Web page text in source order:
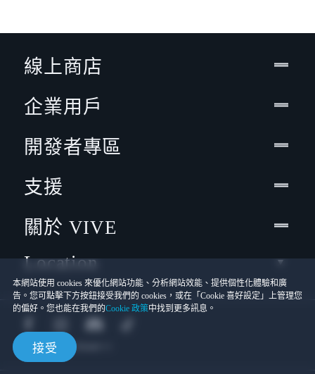
本網站使用 cookies 來優化網站功能、分析網站效能、提供個性化體驗和廣
告。您可點擊下方按鈕接受我們的 cookies，或在「Cookie 喜好設定」上管理您
的偏好。您也能在我們的Cookie 政策中找到更多訊息。
接受
線上商店
企業用戶
開發者專區
支援
關於 VIVE
Location